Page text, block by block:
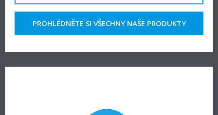
PROHLÉDNĚTE SI VŠECHNY NAŠE PRODUKTY